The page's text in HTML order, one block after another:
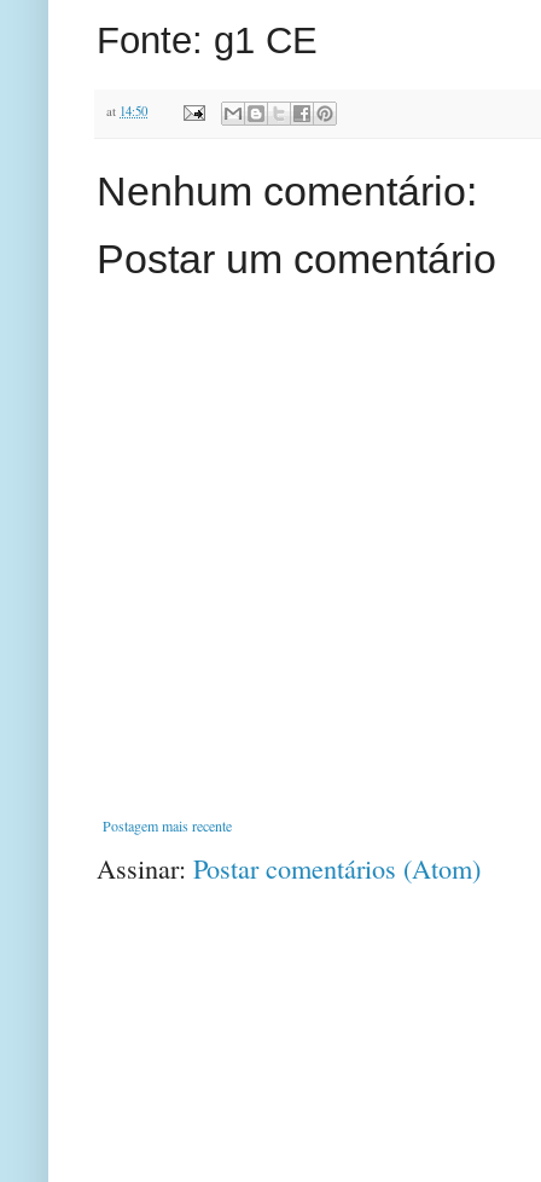
Fonte: g1 CE
at 14:50
Nenhum comentário:
Postar um comentário
Postagem mais recente
Assinar: Postar comentários (Atom)